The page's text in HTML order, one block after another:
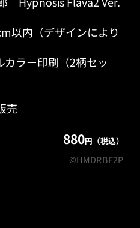
以内（デザインにより
ラー印刷（2柄セッ
売
880円（税込）
©HMDRBF2P